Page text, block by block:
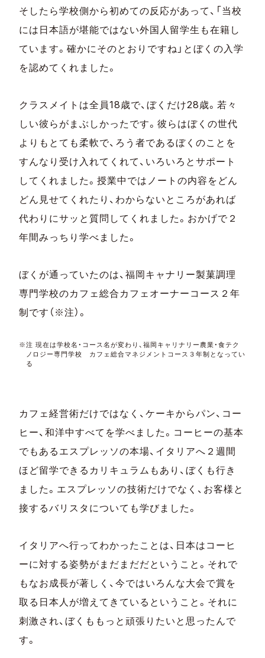
そしたら学校側から初めての反応があって、「当校
には日本語が堪能ではない外国人留学生も在籍し
ています。確かにそのとおりですね」とぼくの入学
を認めてくれました。
クラスメイトは全員18歳で、ぼくだけ28歳。若々
しい彼らがまぶしかったです。彼らはぼくの世代
よりもとても柔軟で、ろう者であるぼくのことを
すんなり受け入れてくれて、いろいろとサポート
してくれました。授業中ではノートの内容をどん
どん見せてくれたり、わからないところがあれば
代わりにサッと質問してくれました。おかげで２
年間みっちり学べました。
ぼくが通っていたのは、福岡キャナリー製菓調理
専門学校のカフェ総合カフェオーナーコース２年
制です（※注）。
※注 現在は学校名・コース名が変わり、福岡キャリナリー農業・食テク
ノロジー専門学校 カフェ総合マネジメントコース３年制となってい
る
カフェ経営術だけではなく、ケーキからパン、コー
ヒー、和洋中すべてを学べました。コーヒーの基本
でもあるエスプレッソの本場、イタリアへ２週間
ほど留学できるカリキュラムもあり、ぼくも行き
ました。エスプレッソの技術だけでなく、お客様と
接するバリスタについても学びました。
イタリアへ行ってわかったことは、日本はコーヒ
ーに対する姿勢がまだまだだということ。それで
もなお成長が著しく、今ではいろんな大会で賞を
取る日本人が増えてきているということ。それに
刺激され、ぼくももっと頑張りたいと思ったんで
す。